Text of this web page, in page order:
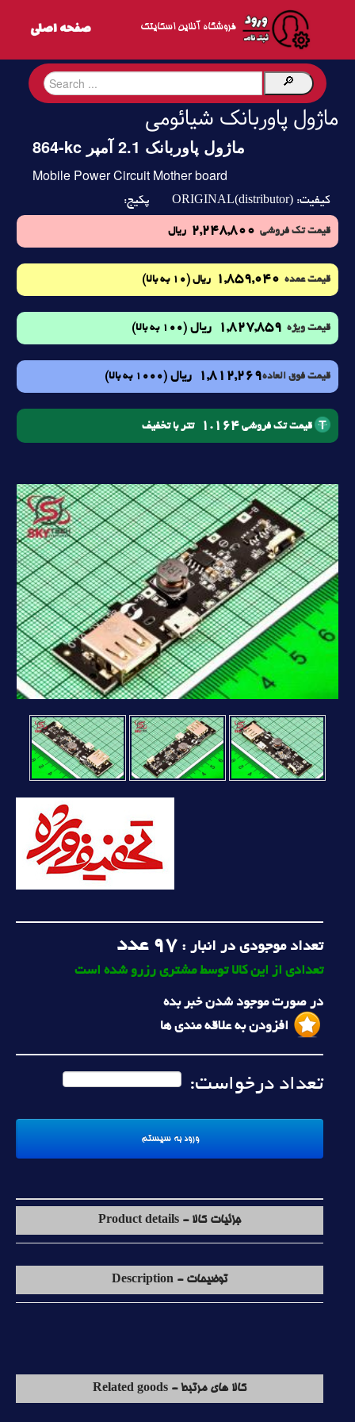
فروشگاه آنلاین اسکایتک
ماژول پاوربانک شیائومی
864-kc ماژول پاوربانک 2.1 آمپر
Mobile Power Circuit Mother board
کیفیت: ORIGINAL(distributor) پکیج:
قیمت تک فروشی 2,248,800 ریال
قیمت عمده 1,859,040 ریال (10 به بالا)
قیمت ویژه 1,827,859 ریال (100 به بالا)
قیمت فوق العاده1,812,269 ریال (1000 به بالا)
قیمت تک فروشی 1.164 تتر با تخفیف
تعداد موجودی در انبار : 97 عدد
تعدادی از این کالا توسط مشتری رزرو شده است
در صورت موجود شدن خبر بده
افزودن به علاقه مندی ها
تعداد درخواست:
جزئیات کالا - Product details
توضیحات - Description
کالا های مرتبط - Related goods